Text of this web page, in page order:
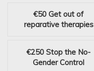
€50 Get out of
reparative therapies
€250 Stop the No-
Gender Control